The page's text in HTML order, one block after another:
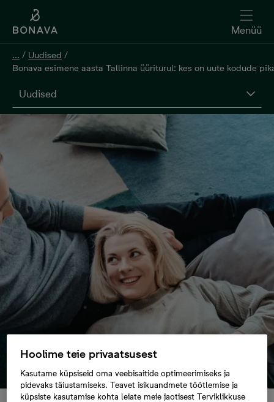
Menüü
... / Uudised /
Bonava esimene aasta Tallinna üüriturul: kes on uute kodude
Uudised
Hoolime teie privaatsusest
Kasutame küpsiseid oma veebisaitide optimeerimiseks ja
pidevaks täiustamiseks. Teavet isikuandmete töötlemise ja
küpsiste kasutamise kohta leiate meie jaotisest Terviklikkuse